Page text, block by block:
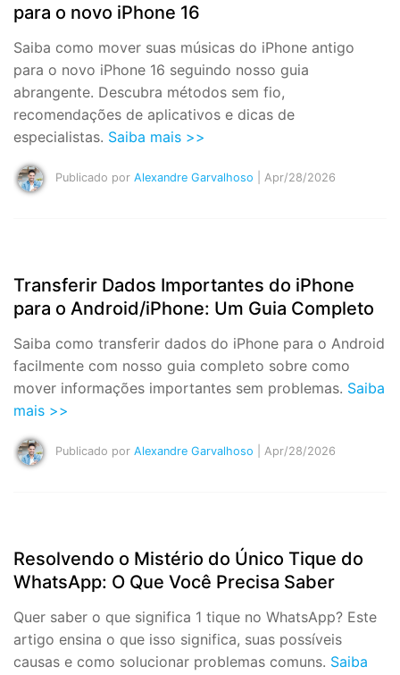
para o novo iPhone 16
Saiba como mover suas músicas do iPhone antigo
para o novo iPhone 16 seguindo nosso guia
abrangente. Descubra métodos sem fio,
recomendações de aplicativos e dicas de
especialistas. Saiba mais >>
Publicado por Alexandre Garvalhoso | Apr/28/2026
Transferir Dados Importantes do iPhone
para o Android/iPhone: Um Guia Completo
Saiba como transferir dados do iPhone para o Android
facilmente com nosso guia completo sobre como
mover informações importantes sem problemas. Saiba
mais >>
Publicado por Alexandre Garvalhoso | Apr/28/2026
Resolvendo o Mistério do Único Tique do
WhatsApp: O Que Você Precisa Saber
Quer saber o que significa 1 tique no WhatsApp? Este
artigo ensina o que isso significa, suas possíveis
causas e como solucionar problemas comuns. Saiba